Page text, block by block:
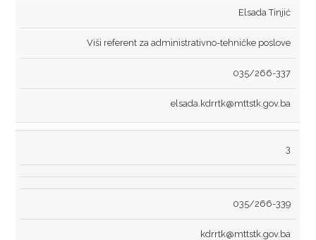
Elsada Tinjić
Viši referent za administrativno-tehničke poslove
035/266-337
elsada.kdrrtk@mttstk.gov.ba
3
035/266-339
kdrrtk@mttstk.gov.ba